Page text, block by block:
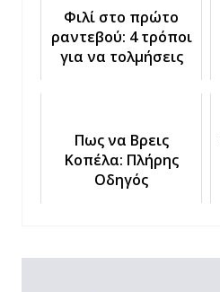
Φιλί στο πρώτο
ραντεβού: 4 τρόποι
για να τολμήσεις
Πως να Βρεις
Κοπέλα: Πλήρης
Οδηγός